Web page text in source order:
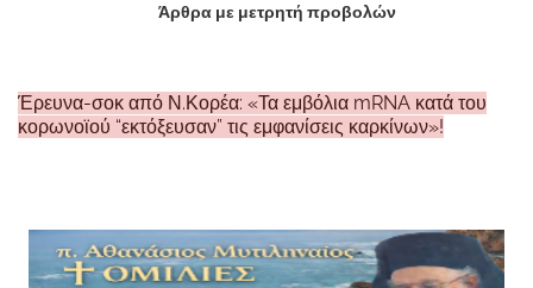
Άρθρα με μετρητή προβολών
Έρευνα-σοκ από Ν.Κορέα: «Τα εμβόλια mRNA κατά του
κορωνοϊού “εκτόξευσαν” τις εμφανίσεις καρκίνων»!